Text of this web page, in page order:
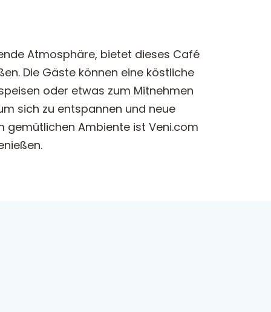
Atmosphäre, bietet dieses Café
Die Gäste können eine köstliche
oder etwas zum Mitnehmen
sich zu entspannen und neue
gemütlichen Ambiente ist Veni.com